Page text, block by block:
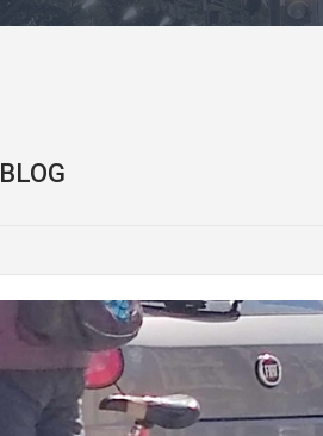
BLOG